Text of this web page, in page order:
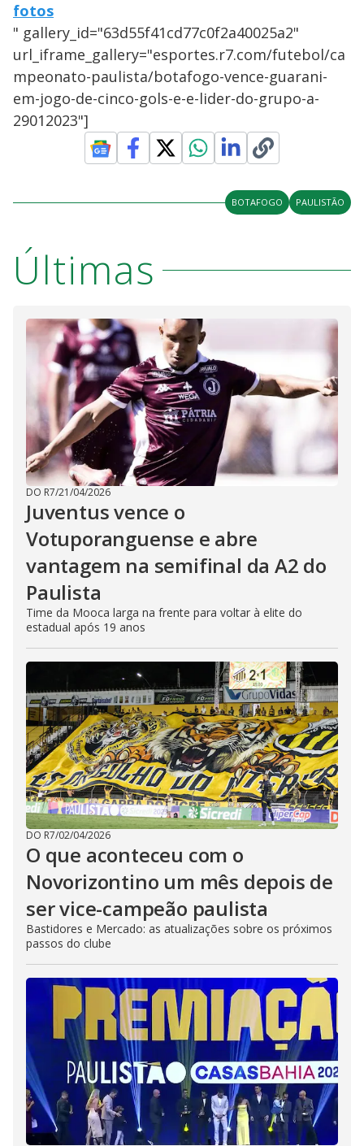
fotos
" gallery_id="63d55f41cd77c0f2a40025a2"
url_iframe_gallery="esportes.r7.com/futebol/ca
mpeonato-paulista/botafogo-vence-guarani-
em-jogo-de-cinco-gols-e-e-lider-do-grupo-a-
29012023"]
BOTAFOGO PAULISTÃO
Últimas
DO R7/21/04/2026
Juventus vence o
Votuporanguense e abre
vantagem na semifinal da A2 do
Paulista
Time da Mooca larga na frente para voltar à elite do
estadual após 19 anos
DO R7/02/04/2026
O que aconteceu com o
Novorizontino um mês depois de
ser vice-campeão paulista
Bastidores e Mercado: as atualizações sobre os próximos
passos do clube